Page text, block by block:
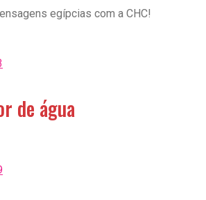
egípcias com a CHC!
de água